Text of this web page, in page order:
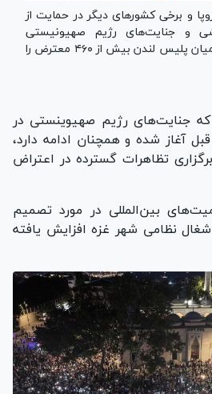
و برخی کشور‌های دیگر در حمایت از
و جنایت‌های رژیم صهیونیستی
تظاهرات کردند که در این میان پلیس لندن بیش از ۴۶۰ معترض را
که جنایت‌های رژیم صهیوینستی در
از حدود ۲ سال قبل آغاز شده و همچنان ادامه دارد،
تظاهرات گسترده در اعتراض
بین‌المللی در مورد تصمیم
نظامی شهر غزه افزایش یافته